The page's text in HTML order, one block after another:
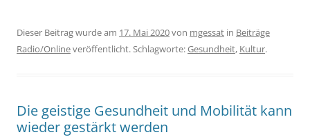
Dieser Beitrag wurde am 17. Mai 2020von mgessat in Beiträge
Radio/Onlineveröffentlicht. Schlagworte:Gesundheit, Kultur.
Die geistige Gesundheit und Mobilität kann
wieder gestärkt werden